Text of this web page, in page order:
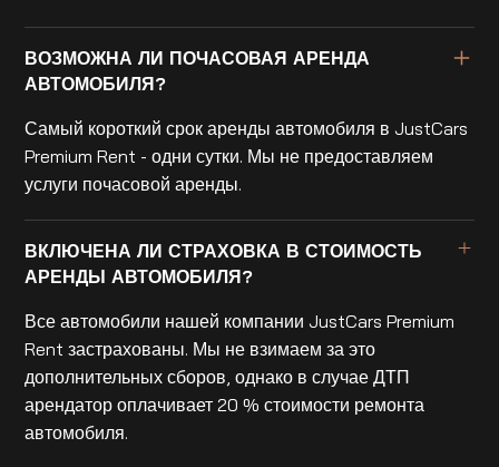
ВОЗМОЖНА ЛИ ПОЧАСОВАЯ АРЕНДА
АВТОМОБИЛЯ?
Самый короткий срок аренды автомобиля в JustCars
Premium Rent - одни сутки. Мы не предоставляем
услуги почасовой аренды.
ВКЛЮЧЕНА ЛИ СТРАХОВКА В СТОИМОСТЬ
АРЕНДЫ АВТОМОБИЛЯ?
Все автомобили нашей компании JustCars Premium
Rent застрахованы. Мы не взимаем за это
дополнительных сборов, однако в случае ДТП
арендатор оплачивает 20 % стоимости ремонта
автомобиля.